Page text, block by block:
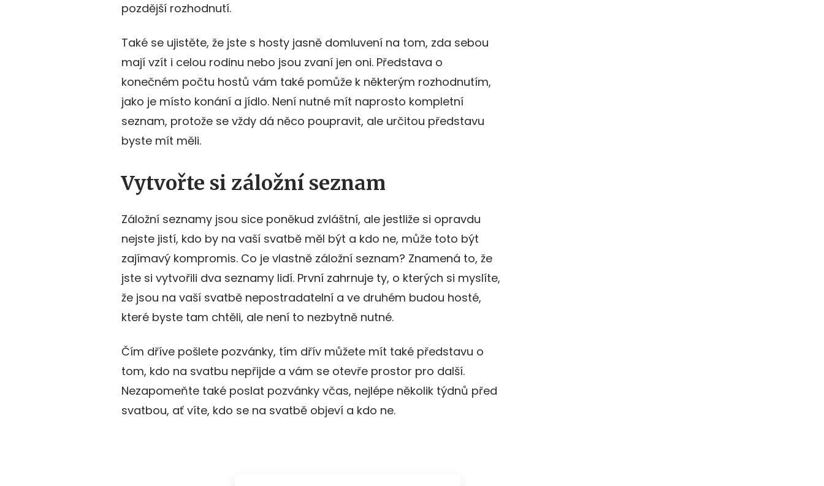
pozdější rozhodnutí.
Také se ujistěte, že jste s hosty jasně domluvení na tom, zda sebou
mají vzít i celou rodinu nebo jsou zvaní jen oni. Představa o
konečném počtu hostů vám také pomůže k některým rozhodnutím,
jako je místo konání a jídlo. Není nutné mít naprosto kompletní
seznam, protože se vždy dá něco poupravit, ale určitou představu
byste mít měli.
Vytvořte si záložní seznam
Záložní seznamy jsou sice poněkud zvláštní, ale jestliže si opravdu
nejste jistí, kdo by na vaší svatbě měl být a kdo ne, může toto být
zajímavý kompromis. Co je vlastně záložní seznam? Znamená to, že
jste si vytvořili dva seznamy lidí. První zahrnuje ty, o kterých si myslíte,
že jsou na vaší svatbě nepostradatelní a ve druhém budou hosté,
které byste tam chtěli, ale není to nezbytně nutné.
Čím dříve pošlete pozvánky, tím dřív můžete mít také představu o
tom, kdo na svatbu nepřijde a vám se otevře prostor pro další.
Nezapomeňte také poslat pozvánky včas, nejlépe několik týdnů před
svatbou, ať víte, kdo se na svatbě objeví a kdo ne.